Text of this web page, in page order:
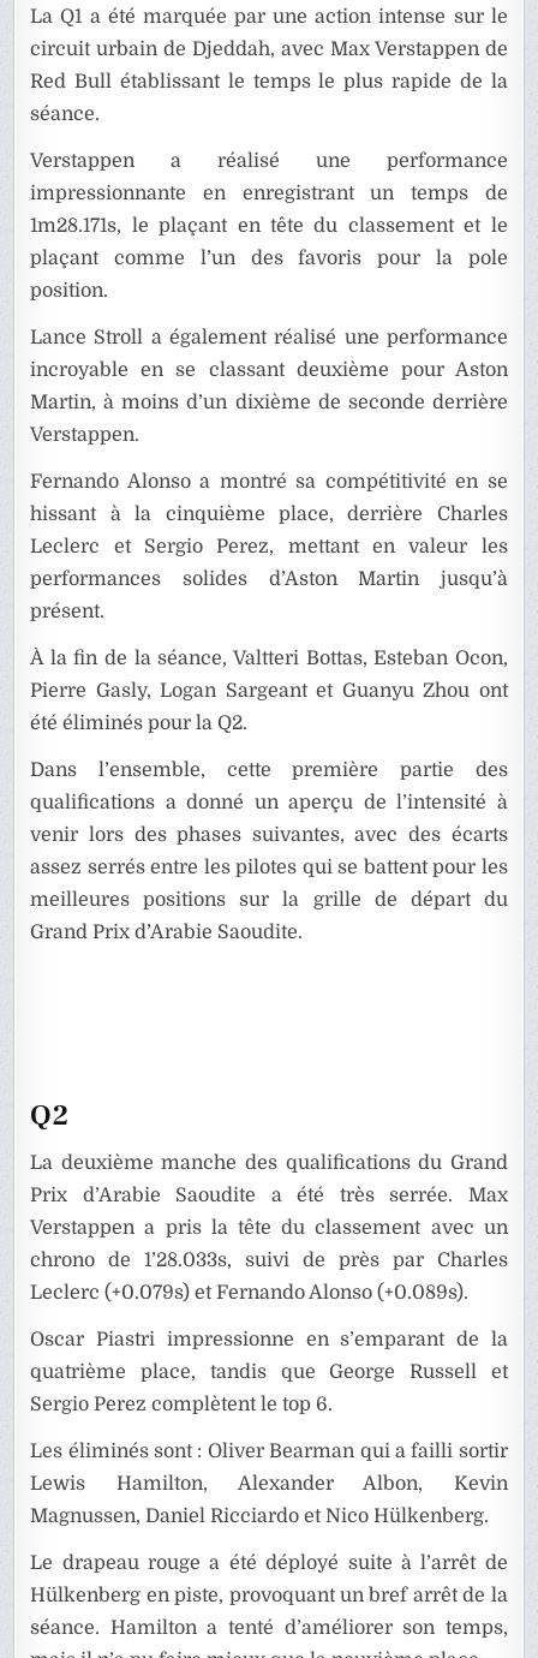
La Q1 a été marquée par une action intense sur le
circuit urbain de Djeddah, avec Max Verstappen de
Red Bull établissant le temps le plus rapide de la
séance.
Verstappen a réalisé une performance
impressionnante en enregistrant un temps de
1m28.171s, le plaçant en tête du classement et le
plaçant comme l’un des favoris pour la pole
position.
Lance Stroll a également réalisé une performance
incroyable en se classant deuxième pour Aston
Martin, à moins d’un dixième de seconde derrière
Verstappen.
Fernando Alonso a montré sa compétitivité en se
hissant à la cinquième place, derrière Charles
Leclerc et Sergio Perez, mettant en valeur les
performances solides d’Aston Martin jusqu’à
présent.
À la fin de la séance, Valtteri Bottas, Esteban Ocon,
Pierre Gasly, Logan Sargeant et Guanyu Zhou ont
été éliminés pour la Q2.
Dans l’ensemble, cette première partie des
qualifications a donné un aperçu de l’intensité à
venir lors des phases suivantes, avec des écarts
assez serrés entre les pilotes qui se battent pour les
meilleures positions sur la grille de départ du
Grand Prix d’Arabie Saoudite.
Q2
La deuxième manche des qualifications du Grand
Prix d’Arabie Saoudite a été très serrée. Max
Verstappen a pris la tête du classement avec un
chrono de 1’28.033s, suivi de près par Charles
Leclerc (+0.079s) et Fernando Alonso (+0.089s).
Oscar Piastri impressionne en s’emparant de la
quatrième place, tandis que George Russell et
Sergio Perez complètent le top 6.
Les éliminés sont : Oliver Bearman qui a failli sortir
Lewis Hamilton, Alexander Albon, Kevin
Magnussen, Daniel Ricciardo et Nico Hülkenberg.
Le drapeau rouge a été déployé suite à l’arrêt de
Hülkenberg en piste, provoquant un bref arrêt de la
séance. Hamilton a tenté d’améliorer son temps,